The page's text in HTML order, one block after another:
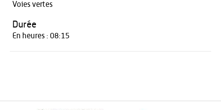
Voies vertes
Durée
En heures : 08:15